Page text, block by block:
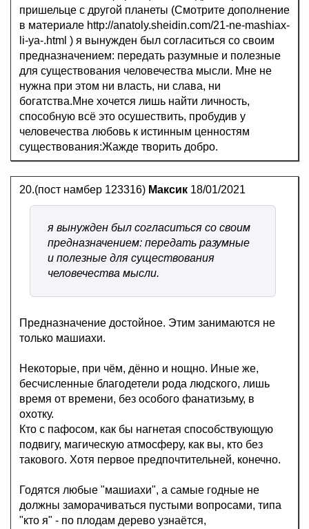
пришельце с другой планеты (Смотрите дополнение
в материале http://anatoly.sheidin.com/21-ne-mashiax-
li-ya-.html ) я вынужден был согласиться со своим
предназначением: передать разумные и полезные
для существования человечества мысли. Мне не
нужна при этом ни власть, ни слава, ни
богатства.Мне хочется лишь найти личность,
способную всё это осушествить, пробудив у
человечества любовь к истинным ценностям
существования:Жажде творить добро.
20.(пост намбер 123316) Максик 18/01/2021
я вынужден был согласиться со своим
предназначением: передать разумные
и полезные для существования
человечества мысли.
Предназначение достойное. Этим занимаются не
только машиахи.
Некоторые, при чём, дённо и нощно. Иные же,
бесчисленные благодетели рода людского, лишь
время от времени, без особого фанатизьму, в
охотку.
Кто с пафосом, как бы нагнетая способствующую
подвигу, магическую атмосферу, как вы, кто без
такового. Хотя первое предпочтительней, конечно.
Годятся любые "машиахи", а самые годные не
должны заморачиваться пустыми вопросами, типа
"кто я" - по плодам дерево узнаётся,